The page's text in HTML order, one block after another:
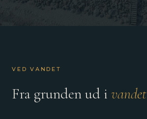
VED VANDET
Fra grunden ud i vandet